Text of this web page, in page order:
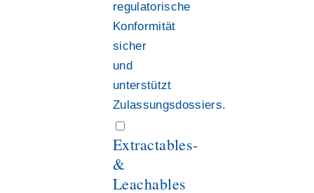
regulatorische
Konformität
sicher
und
unterstützt
Zulassungsdossiers.
Extractables-
&
Leachables